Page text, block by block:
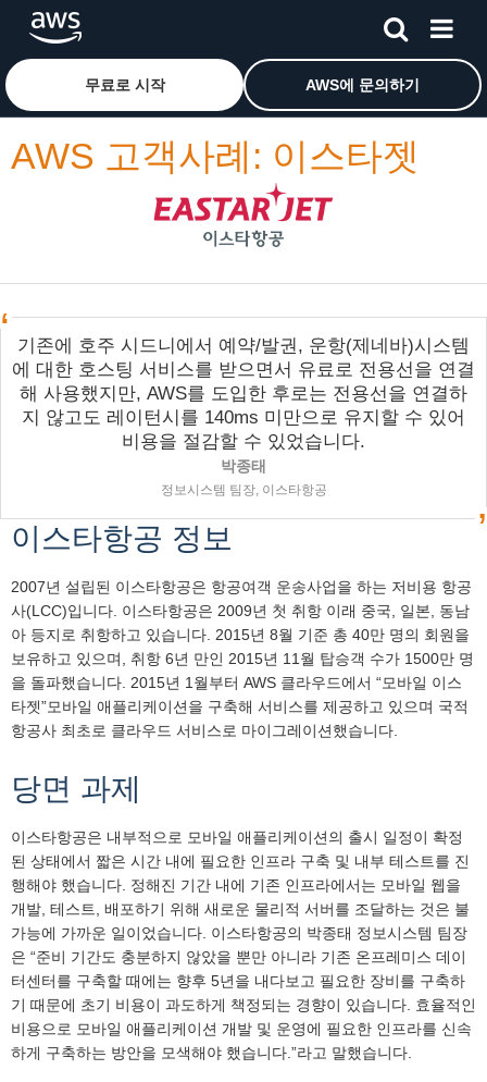
메인 콘텐츠로 건너뛰기Amazon Web Services 홈 페이지로 돌아가려면 여기를 클
무료로 시작 AWS에 문의하기
AWS 고객사례: 이스타젯
기존에 호주 시드니에서 예약/발권, 운항(제네바)시스템
에 대한 호스팅 서비스를 받으면서 유료로 전용선을 연결
해 사용했지만, AWS를 도입한 후로는 전용선을 연결하
지 않고도 레이턴시를 140ms 미만으로 유지할 수 있어
비용을 절감할 수 있었습니다.
박종태
정보시스템 팀장, 이스타항공
이스타항공 정보
2007년 설립된 이스타항공은 항공여객 운송사업을 하는 저비용 항공
사(LCC)입니다. 이스타항공은 2009년 첫 취항 이래 중국, 일본, 동남
아 등지로 취항하고 있습니다. 2015년 8월 기준 총 40만 명의 회원을
보유하고 있으며, 취항 6년 만인 2015년 11월 탑승객 수가 1500만 명
을 돌파했습니다. 2015년 1월부터 AWS 클라우드에서 “모바일 이스
타젯”모바일 애플리케이션을 구축해 서비스를 제공하고 있으며 국적
항공사 최초로 클라우드 서비스로 마이그레이션했습니다.
당면 과제
이스타항공은 내부적으로 모바일 애플리케이션의 출시 일정이 확정
된 상태에서 짧은 시간 내에 필요한 인프라 구축 및 내부 테스트를 진
행해야 했습니다. 정해진 기간 내에 기존 인프라에서는 모바일 웹을
개발, 테스트, 배포하기 위해 새로운 물리적 서버를 조달하는 것은 불
가능에 가까운 일이었습니다. 이스타항공의 박종태 정보시스템 팀장
은 “준비 기간도 충분하지 않았을 뿐만 아니라 기존 온프레미스 데이
터센터를 구축할 때에는 향후 5년을 내다보고 필요한 장비를 구축하
기 때문에 초기 비용이 과도하게 책정되는 경향이 있습니다. 효율적인
비용으로 모바일 애플리케이션 개발 및 운영에 필요한 인프라를 신속
하게 구축하는 방안을 모색해야 했습니다.”라고 말했습니다.